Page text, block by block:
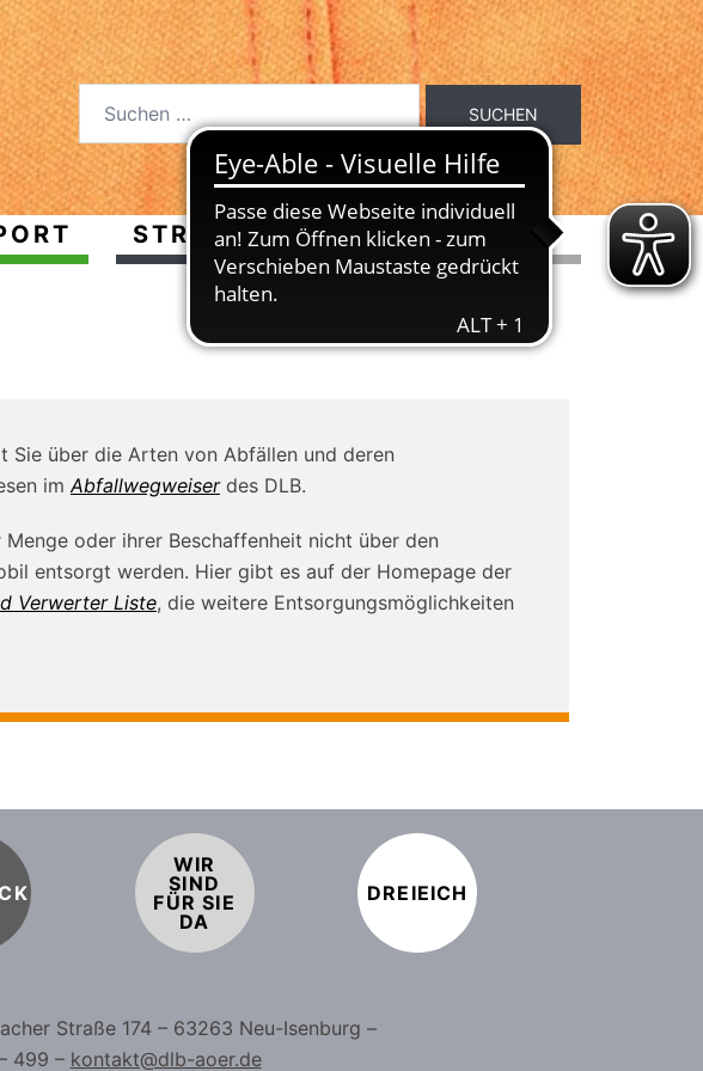
STRASSEN ÜBER DEN DLB
über die Arten von Abfällen und deren
im Abfallwegweiserdes DLB.
oder ihrer Beschaffenheit nicht über den
entsorgt werden. Hier gibt es auf der Homepage der
Verwerter Liste, die weitere Entsorgungsmöglichkeiten
WIR
SIND
FÜR SIE
DA
DREIEICH
Straße 174 – 63263 Neu-Isenburg –
499 – kontakt@dlb-aoer.de